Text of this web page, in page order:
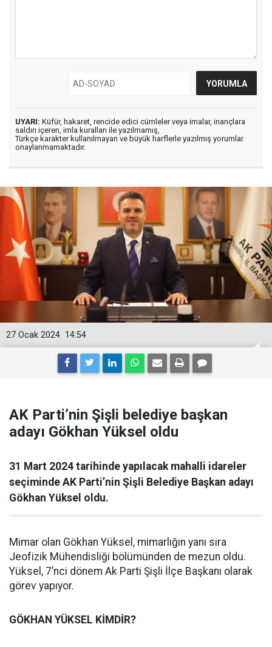
UYARI: Küfür, hakaret, rencide edici cümleler veya imalar, inançlara
saldırı içeren, imla kuralları ile yazılmamış,
Türkçe karakter kullanılmayan ve büyük harflerle yazılmış yorumlar
onaylanmamaktadır.
14:54
27 Ocak 2024
AK Parti’nin Şişli belediye başkan
adayı Gökhan Yüksel oldu
31 Mart 2024 tarihinde yapılacak mahalli idareler
seçiminde AK Parti’nin Şişli Belediye Başkan adayı
Gökhan Yüksel oldu.
Mimar olan Gökhan Yüksel, mimarlığın yanı sıra
Jeofizik Mühendisliği bölümünden de mezun oldu.
Yüksel, 7’nci dönem Ak Parti Şişli İlçe Başkanı olarak
görev yapıyor.
GÖKHAN YÜKSEL KİMDİR?